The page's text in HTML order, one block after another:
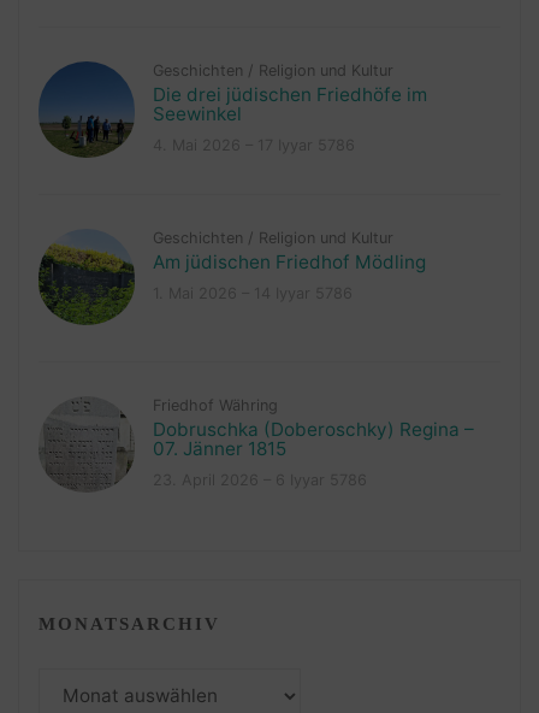
Geschichten / Religion und Kultur
Die drei jüdischen Friedhöfe im
Seewinkel
Geschichten / Religion und Kultur
Am jüdischen Friedhof Mödling
Friedhof Währing
Dobruschka (Doberoschky) Regina –
07. Jänner 1815
MONATSARCHIV